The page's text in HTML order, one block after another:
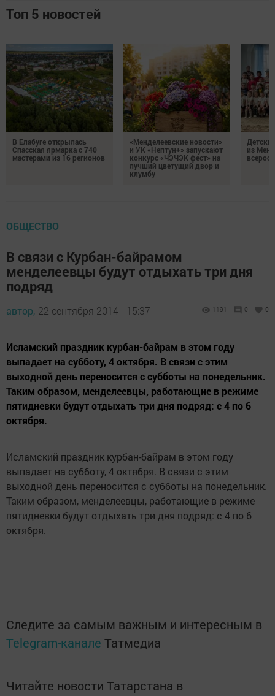
Топ 5 новостей
В Елабуге открылась
Спасская ярмарка с 740
мастерами из 16 регионов
«Менделеевские новости»
и УК «Нептун+» запускают
конкурс «ЧЭЧЭК фест» на
лучший цветущий двор и
клумбу
из
ОБЩЕСТВО
В связи с Курбан-байрамом
менделеевцы будут отдыхать три дня
подряд
автор, 22 сентября 2014 - 15:37 1191 0 0
Исламский праздник курбан-байрам в этом году
выпадает на субботу, 4 октября. В связи с этим
выходной день переносится с субботы на понедельник.
Таким образом, менделеевцы, работающие в режиме
пятидневки будут отдыхать три дня подряд: с 4 по 6
октября.
Исламский праздник курбан-байрам в этом году
выпадает на субботу, 4 октября. В связи с этим
выходной день переносится с субботы на понедельник.
Таким образом, менделеевцы, работающие в режиме
пятидневки будут отдыхать три дня подряд: с 4 по 6
октября.
Следите за самым важным и интересным в
Telegram-канале Татмедиа
Читайте новости Татарстана в